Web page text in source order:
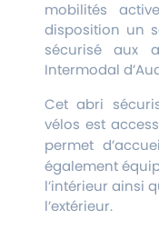
mobilités
disposition un
sécurisé aux
Intermodal
Cet abri
vélos est
permet
également
l’intérieur ainsi
l’extérieur.